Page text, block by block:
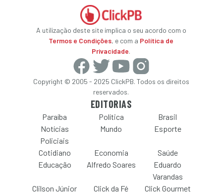
A utilização deste site implica o seu acordo com o
Termos e Condições, e com a Política de
Privacidade.
Copyright © 2005 - 2025 ClickPB. Todos os direitos
reservados.
EDITORIAS
Paraíba Política
Brasil
Notícias
Policiais
Mundo Esporte
Cotidiano Economia
Saúde
Educação
Alfredo Soares
Eduardo
Varandas
Clilson Júnior
Click da Fé Click Gourmet